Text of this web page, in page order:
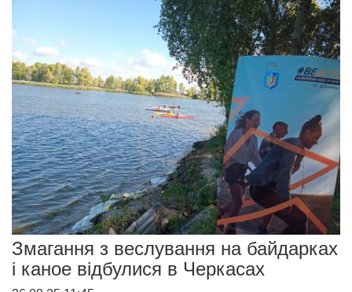
Змагання з веслування на байдарках
і каное відбулися в Черкасах